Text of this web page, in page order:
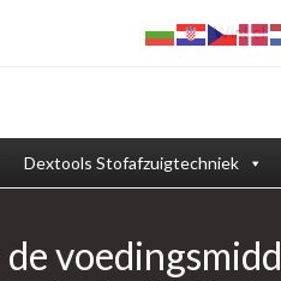
Winkel
Dextools Stofafzuigtechniek